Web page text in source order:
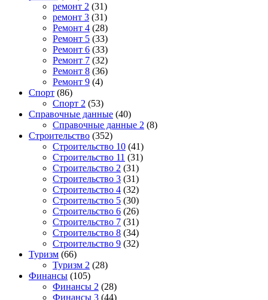
ремонт 2 (31)
ремонт 3 (31)
Ремонт 4 (28)
Ремонт 5 (33)
Ремонт 6 (33)
Ремонт 7 (32)
Ремонт 8 (36)
Ремонт 9 (4)
Спорт (86)
Спорт 2 (53)
Справочные данные (40)
Справочные данные 2 (8)
Строительство (352)
Строительство 10 (41)
Строительство 11 (31)
Строительство 2 (31)
Строительство 3 (31)
Строительство 4 (32)
Строительство 5 (30)
Строительство 6 (26)
Строительство 7 (31)
Строительство 8 (34)
Строительство 9 (32)
Туризм (66)
Туризм 2 (28)
Финансы (105)
Финансы 2 (28)
Финансы 3 (44)